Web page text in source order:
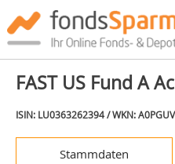
FAST US Fund A
ISIN: LU0363262394 / WKN: A0PGUV
Stammdaten